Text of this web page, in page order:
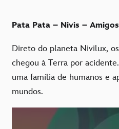
Pata Pata – Nivis –
Direto do planeta Nivilux, os
chegou à Terra por
uma família de humanos e
mundos.